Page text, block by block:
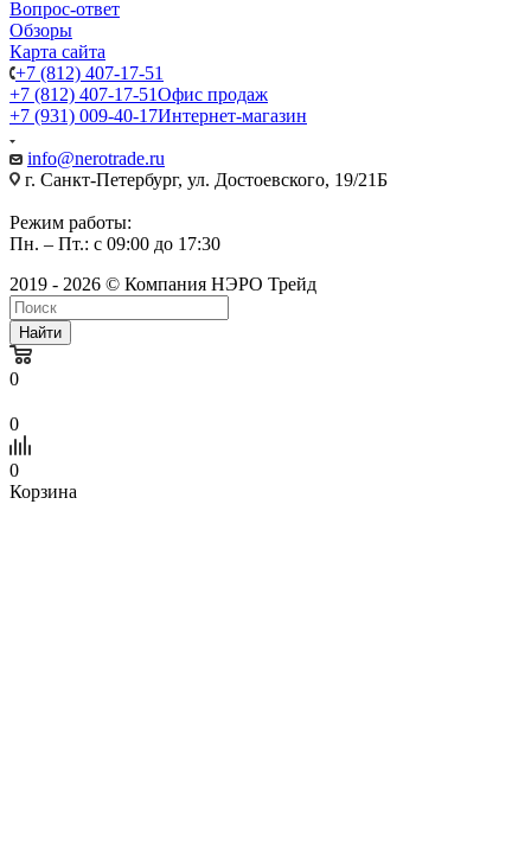
Вопрос-ответ
Обзоры
Карта сайта
+7 (812) 407-17-51
+7 (812) 407-17-51Офис продаж
+7 (931) 009-40-17Интернет-магазин
info@nerotrade.ru
г. Санкт-Петербург, ул. Достоевского, 19/21Б
Режим работы:
Пн. – Пт.: с 09:00 до 17:30
2019 - 2026 © Компания НЭРО Трейд
Найти
0
0
0
Корзина